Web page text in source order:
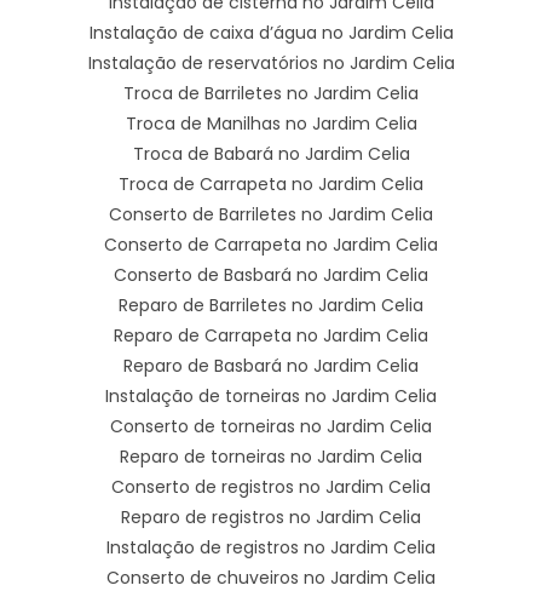
Instalação de caixa d’água no Jardim Celia
Instalação de reservatórios no Jardim Celia
Troca de Barriletes no Jardim Celia
Troca de Manilhas no Jardim Celia
Troca de Babará no Jardim Celia
Troca de Carrapeta no Jardim Celia
Conserto de Barriletes no Jardim Celia
Conserto de Carrapeta no Jardim Celia
Conserto de Basbará no Jardim Celia
Reparo de Barriletes no Jardim Celia
Reparo de Carrapeta no Jardim Celia
Reparo de Basbará no Jardim Celia
Instalação de torneiras no Jardim Celia
Conserto de torneiras no Jardim Celia
Reparo de torneiras no Jardim Celia
Conserto de registros no Jardim Celia
Reparo de registros no Jardim Celia
Instalação de registros no Jardim Celia
Conserto de chuveiros no Jardim Celia